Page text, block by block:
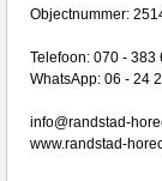
Objectnummer:
Telefoon: 070 - 383
WhatsApp: 06 - 24
info@randstad-
www.randstad-